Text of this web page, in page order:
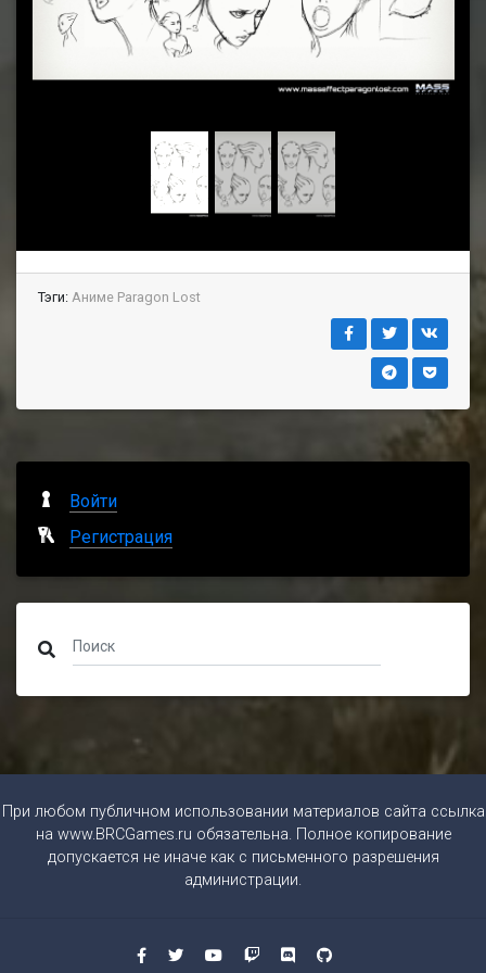
Тэги: Аниме Paragon Lost
Войти
Регистрация
При любом публичном использовании материалов сайта ссылка
на www.BRCGames.ru обязательна. Полное копирование
допускается не иначе как с письменного разрешения
администрации.